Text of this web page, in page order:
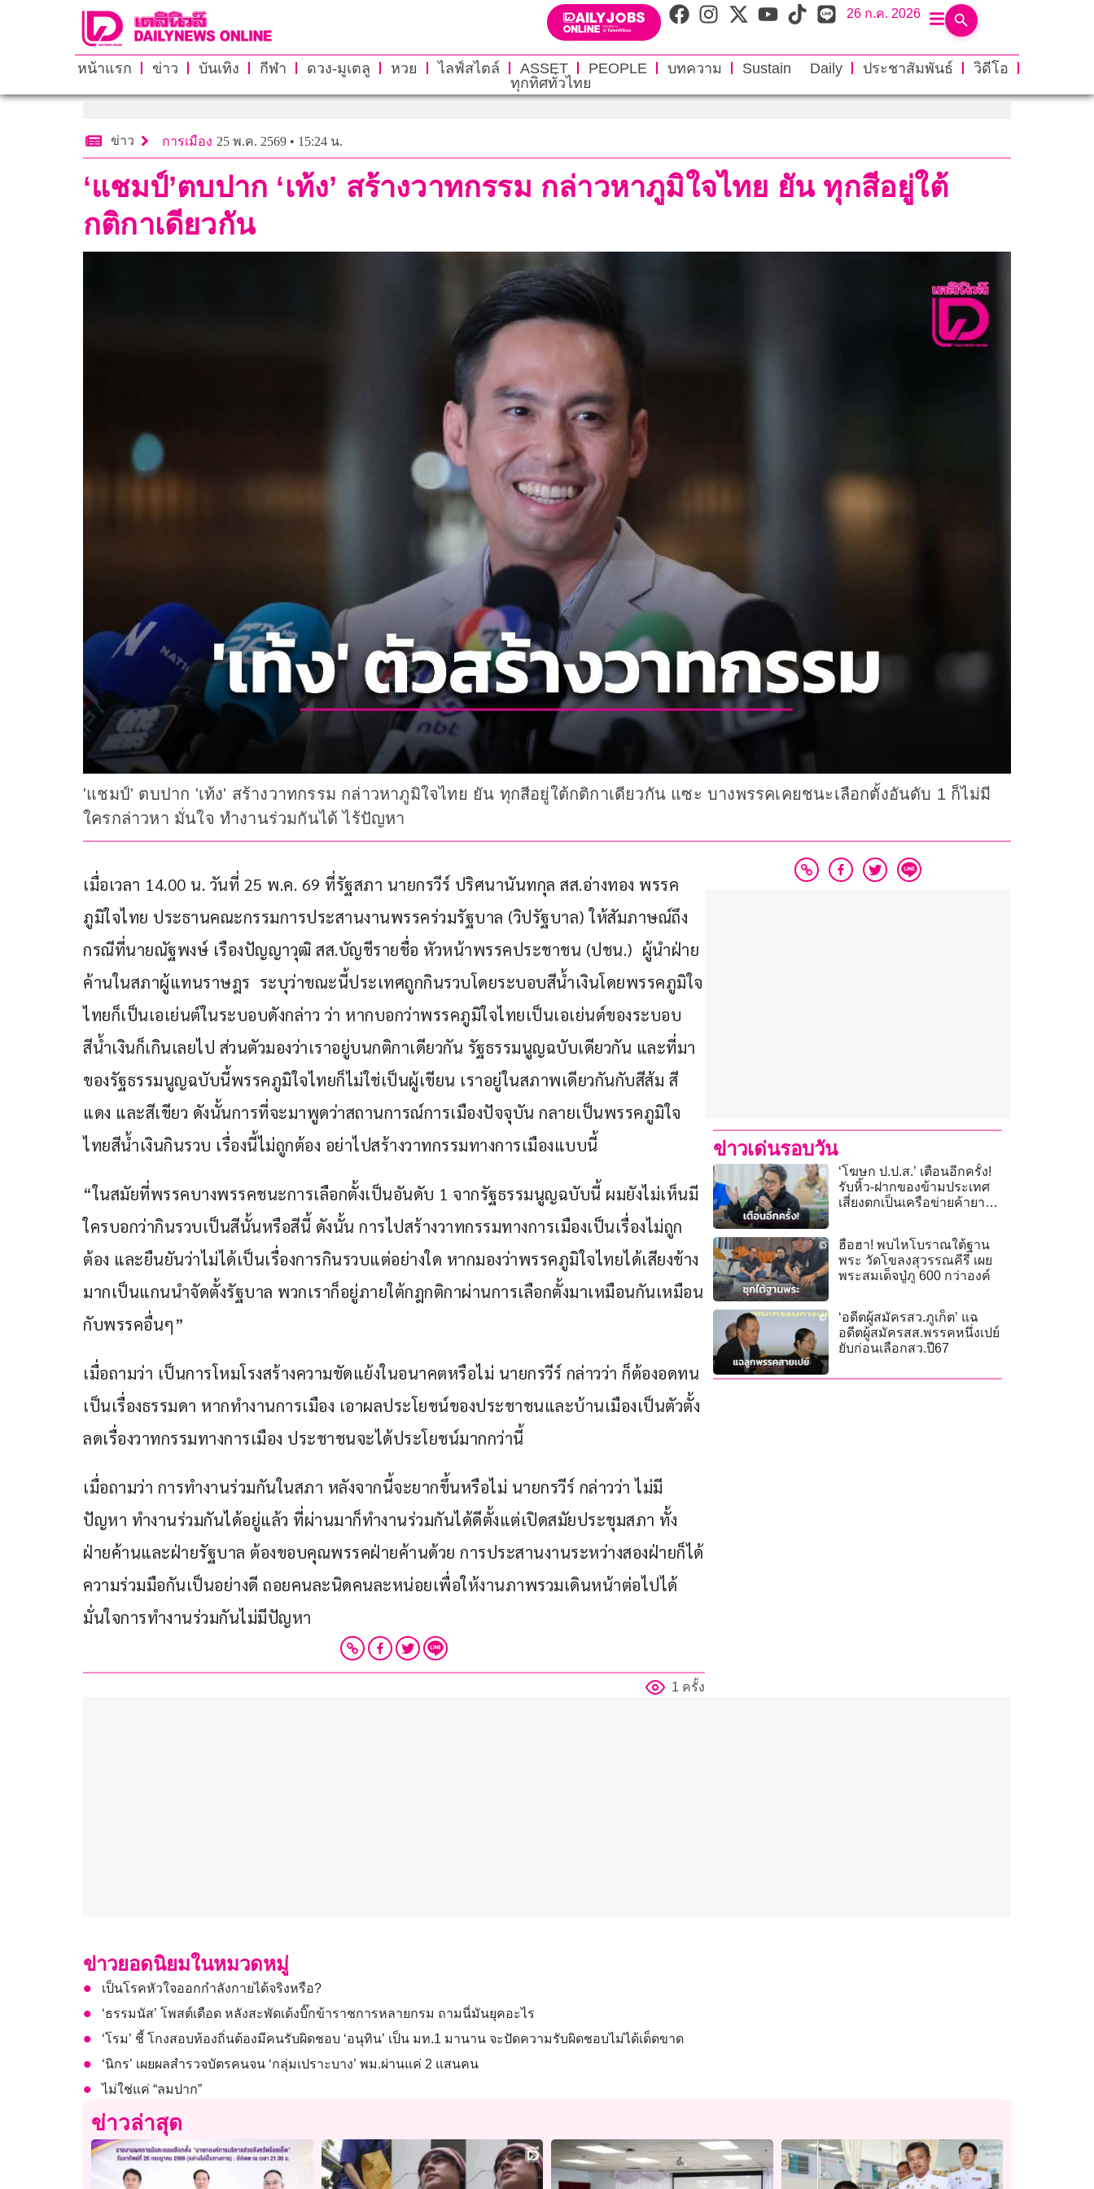
26 ก.ค. 2026
หน้าแรก ข่าว บันเทิง กีฬา ดวง-มูเตลู หวย ไลฟ์สไตล์ ASSET PEOPLE บทความ Sustain Daily ประชาสัมพันธ์
วิดีโอ
ทุกทิศทั่วไทย
ข่าว การเมือง 25 พ.ค. 2569 • 15:24 น.
‘แชมป์’ตบปาก ‘เท้ง’ สร้างวาทกรรม กล่าวหาภูมิใจไทย ยัน ทุกสีอยู่ใต้
กติกาเดียวกัน
'แชมป์' ตบปาก 'เท้ง' สร้างวาทกรรม กล่าวหาภูมิใจไทย ยัน ทุกสีอยู่ใต้กติกาเดียวกัน แซะ บางพรรคเคยชนะเลือกตั้งอันดับ 1 ก็ไม่มี
ใครกล่าวหา มั่นใจ ทำงานร่วมกันได้ ไร้ปัญหา
เมื่อเวลา 14.00 น. วันที่ 25 พ.ค. 69 ที่รัฐสภา นายกรวีร์ ปริศนานันทกุล สส.อ่างทอง พรรค
ภูมิใจไทย ประธานคณะกรรมการประสานงานพรรคร่วมรัฐบาล (วิปรัฐบาล) ให้สัมภาษณ์ถึง
กรณีที่นายณัฐพงษ์ เรืองปัญญาวุฒิ สส.บัญชีรายชื่อ หัวหน้าพรรคประชาชน (ปชน.)  ผู้นำฝ่าย
ค้านในสภาผู้แทนราษฎร  ระบุว่าขณะนี้ประเทศถูกกินรวบโดยระบอบสีน้ำเงินโดยพรรคภูมิใจ
ไทยก็เป็นเอเย่นต์ในระบอบดังกล่าว ว่า หากบอกว่าพรรคภูมิใจไทยเป็นเอเย่นต์ของระบอบ
สีน้ำเงินก็เกินเลยไป ส่วนตัวมองว่าเราอยู่บนกติกาเดียวกัน รัฐธรรมนูญฉบับเดียวกัน และที่มา
ของรัฐธรรมนูญฉบับนี้พรรคภูมิใจไทยก็ไม่ใช่เป็นผู้เขียน เราอยู่ในสภาพเดียวกันกับสีส้ม สี
แดง และสีเขียว ดังนั้นการที่จะมาพูดว่าสถานการณ์การเมืองปัจจุบัน กลายเป็นพรรคภูมิใจ
ไทยสีน้ำเงินกินรวบ เรื่องนี้ไม่ถูกต้อง อย่าไปสร้างวาทกรรมทางการเมืองแบบนี้
“ในสมัยที่พรรคบางพรรคชนะการเลือกตั้งเป็นอันดับ 1 จากรัฐธรรมนูญฉบับนี้ ผมยังไม่เห็นมี
ใครบอกว่ากินรวบเป็นสีนั้นหรือสีนี้ ดังนั้น การไปสร้างวาทกรรมทางการเมืองเป็นเรื่องไม่ถูก
ต้อง และยืนยันว่าไม่ได้เป็นเรื่องการกินรวบแต่อย่างใด หากมองว่าพรรคภูมิใจไทยได้เสียงข้าง
มากเป็นแกนนำจัดตั้งรัฐบาล พวกเราก็อยู่ภายใต้กฎกติกาผ่านการเลือกตั้งมาเหมือนกันเหมือน
กับพรรคอื่นๆ”
เมื่อถามว่า เป็นการโหมโรงสร้างความขัดแย้งในอนาคตหรือไม่ นายกรวีร์ กล่าวว่า ก็ต้องอดทน
เป็นเรื่องธรรมดา หากทำงานการเมือง เอาผลประโยชน์ของประชาชนและบ้านเมืองเป็นตัวตั้ง
ลดเรื่องวาทกรรมทางการเมือง ประชาชนจะได้ประโยชน์มากกว่านี้
เมื่อถามว่า การทำงานร่วมกันในสภา หลังจากนี้จะยากขึ้นหรือไม่ นายกรวีร์ กล่าวว่า ไม่มี
ปัญหา ทำงานร่วมกันได้อยู่แล้ว ที่ผ่านมาก็ทำงานร่วมกันได้ดีตั้งแต่เปิดสมัยประชุมสภา ทั้ง
ฝ่ายค้านและฝ่ายรัฐบาล ต้องขอบคุณพรรคฝ่ายค้านด้วย การประสานงานระหว่างสองฝ่ายก็ได้
ความร่วมมือกันเป็นอย่างดี ถอยคนละนิดคนละหน่อยเพื่อให้งานภาพรวมเดินหน้าต่อไปได้
มั่นใจการทำงานร่วมกันไม่มีปัญหา
1 ครั้ง
ข่าวเด่นรอบวัน
‘โฆษก ป.ป.ส.’ เตือนอีกครั้ง!
รับหิ้ว-ฝากของข้ามประเทศ
เสี่ยงตกเป็นเครือข่ายค้ายา
ฮือฮา! พบไหโบราณใต้ฐาน
พระ วัดโขลงสุวรรณคีรี เผย
พระสมเด็จปู่ภู 600 กว่าองค์
‘อดีตผู้สมัครสว.ภูเก็ต’ แฉ
อดีตผู้สมัครสส.พรรคหนึ่งเปย์
ยับก่อนเลือกสว.ปี67
ข่าวยอดนิยมในหมวดหมู่
เป็นโรคหัวใจออกกำลังกายได้จริงหรือ?
‘ธรรมนัส’ โพสต์เดือด หลังสะพัดเด้งบิ๊กข้าราชการหลายกรม ถามนี่มันยุคอะไร
‘โรม’ ชี้ โกงสอบท้องถิ่นต้องมีคนรับผิดชอบ ‘อนุทิน’ เป็น มท.1 มานาน จะปัดความรับผิดชอบไม่ได้เด็ดขาด
‘นิกร’ เผยผลสำรวจบัตรคนจน ‘กลุ่มเปราะบาง’ พม.ผ่านแค่ 2 แสนคน
ไม่ใช่แค่ “ลมปาก”
ข่าวล่าสุด